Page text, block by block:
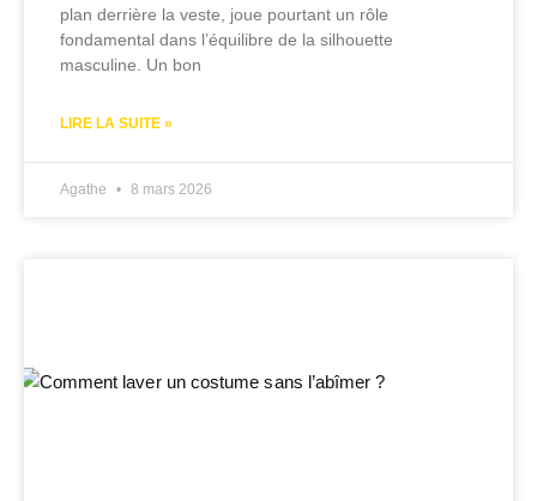
plan derrière la veste, joue pourtant un rôle
fondamental dans l’équilibre de la silhouette
masculine. Un bon
LIRE LA SUITE »
Agathe 8 mars 2026